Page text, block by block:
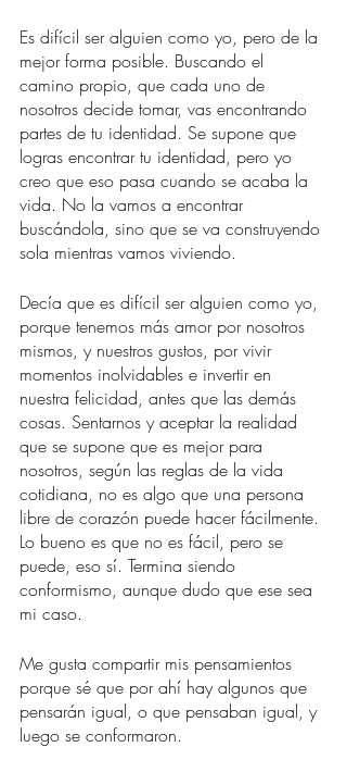
Es difícil ser alguien como yo, pero de la
mejor forma posible. Buscando el
camino propio, que cada uno de
nosotros decide tomar, vas encontrando
partes de tu identidad. Se supone que
logras encontrar tu identidad, pero yo
creo que eso pasa cuando se acaba la
vida. No la vamos a encontrar
buscándola, sino que se va construyendo
sola mientras vamos viviendo.
Decía que es difícil ser alguien como yo,
porque tenemos más amor por nosotros
mismos, y nuestros gustos, por vivir
momentos inolvidables e invertir en
nuestra felicidad, antes que las demás
cosas. Sentarnos y aceptar la realidad
que se supone que es mejor para
nosotros, según las reglas de la vida
cotidiana, no es algo que una persona
libre de corazón puede hacer fácilmente.
Lo bueno es que no es fácil, pero se
puede, eso sí. Termina siendo
conformismo, aunque dudo que ese sea
mi caso.
Me gusta compartir mis pensamientos
porque sé que por ahí hay algunos que
pensarán igual, o que pensaban igual, y
luego se conformaron.